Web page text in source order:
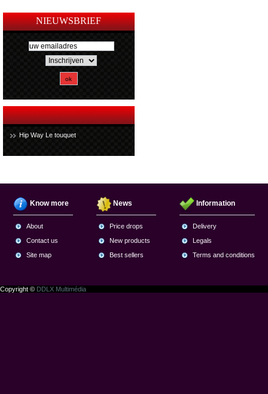
NIEUWSBRIEF
Hip Way Le touquet
Know more
About
Contact us
Site map
News
Price drops
New products
Best sellers
Information
Delivery
Legals
Terms and conditions
Copyright © DDLX Multimédia